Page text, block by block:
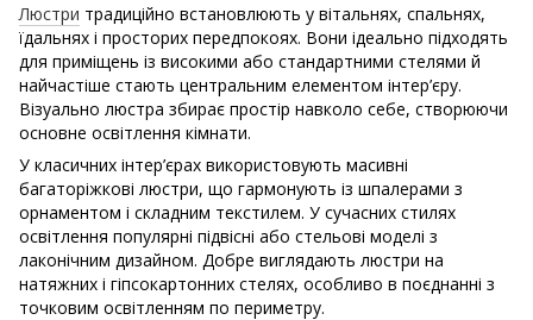
Люстри традиційно встановлюють у вітальнях, спальнях,
їдальнях і просторих передпокоях. Вони ідеально підходять
для приміщень із високими або стандартними стелями й
найчастіше стають центральним елементом інтер’єру.
Візуально люстра збирає простір навколо себе, створюючи
основне освітлення кімнати.
У класичних інтер’єрах використовують масивні
багаторіжкові люстри, що гармонують із шпалерами з
орнаментом і складним текстилем. У сучасних стилях
освітлення популярні підвісні або стельові моделі з
лаконічним дизайном. Добре виглядають люстри на
натяжних і гіпсокартонних стелях, особливо в поєднанні з
точковим освітленням по периметру.